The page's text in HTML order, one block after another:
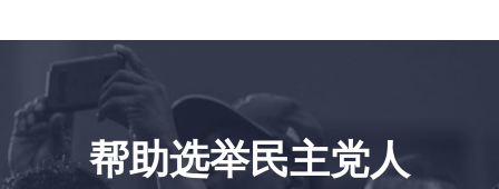
与我们合作
您的派对
行动
Vote
捐赠
帮助选举民主党人